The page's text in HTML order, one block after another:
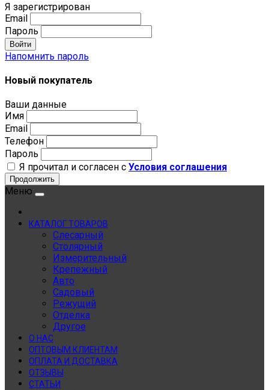
Я зарегистрирован
Email
Пароль
Войти
Напомнить пароль
Новый покупатель
Ваши данные
Имя
Email
Телефон
Пароль
Я прочитал и согласен с Условия соглашения
Продолжить
Меню
КАТАЛОГ ТОВАРОВ
Слесарный
Столярный
Измерительный
Крепежный
Авто
Садовый
Режущий
Отделка
Другое
О НАС
ОПТОВЫМ КЛИЕНТАМ
ОПЛАТА И ДОСТАВКА
ОТЗЫВЫ
СТАТЬИ